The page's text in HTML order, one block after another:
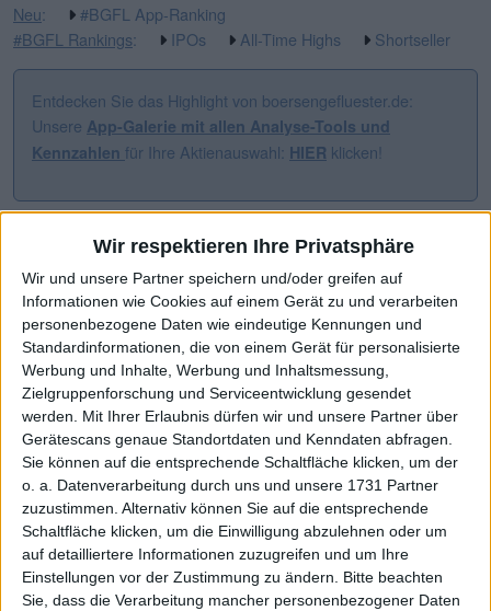
Wir respektieren Ihre Privatsphäre
Wir und unsere Partner speichern und/oder greifen auf
Informationen wie Cookies auf einem Gerät zu und verarbeiten
personenbezogene Daten wie eindeutige Kennungen und
Standardinformationen, die von einem Gerät für personalisierte
Werbung und Inhalte, Werbung und Inhaltsmessung,
Zielgruppenforschung und Serviceentwicklung gesendet
werden. Mit Ihrer Erlaubnis dürfen wir und unsere Partner über
Gerätescans genaue Standortdaten und Kenndaten abfragen.
Sie können auf die entsprechende Schaltfläche klicken, um der
o. a. Datenverarbeitung durch uns und unsere 1731 Partner
zuzustimmen. Alternativ können Sie auf die entsprechende
Schaltfläche klicken, um die Einwilligung abzulehnen oder um
auf detailliertere Informationen zuzugreifen und um Ihre
Einstellungen vor der Zustimmung zu ändern. Bitte beachten
Sie, dass die Verarbeitung mancher personenbezogener Daten
Neu:
#BGFL App-Ranking
#BGFL Rankings: IPOs All-Time Highs Shortseller
Entdecken Sie das Highlight von boersengefluester.de:
Unsere App-Galerie mit allen Analyse-Tools und
Kennzahlen für Ihre Aktienauswahl: HIER klicken!
CHART-CHECK: MARKET MOVERS
Konsolidierungsphase beendet Aktie zurück auf Jahreshoch